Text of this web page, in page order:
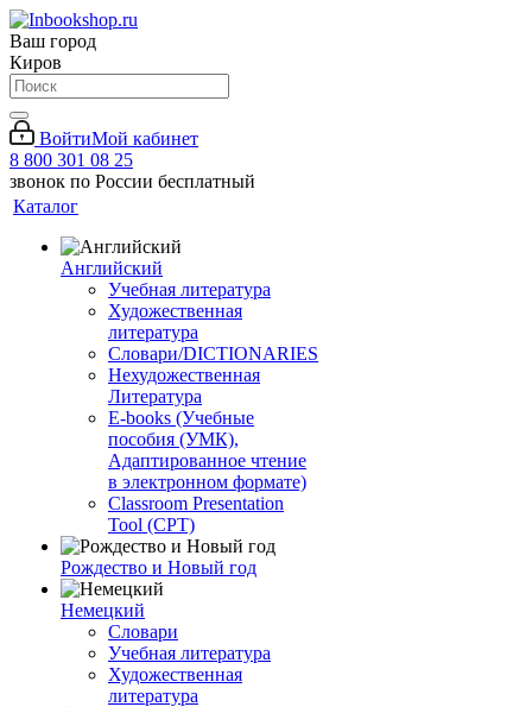
Ваш город
Киров
ВойтиМой кабинет
8 800 301 08 25
звонок по России бесплатный
Каталог
Английский
Учебная литература
Художественная
литература
Словари/DICTIONARIES
Нехудожественная
Литература
E-books (Учебные
пособия (УМК),
Адаптированное чтение
в электронном формате)
Classroom Presentation
Tool (CPT)
Рождество и Новый год
Немецкий
Словари
Учебная литература
Художественная
литература